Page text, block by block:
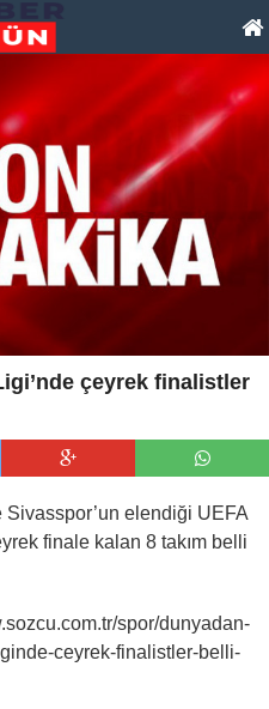
çeyrek finalistler
elendiği UEFA
finale kalan 8 takım belli
spor/dunyadan-
ceyrek-finalistler-belli-